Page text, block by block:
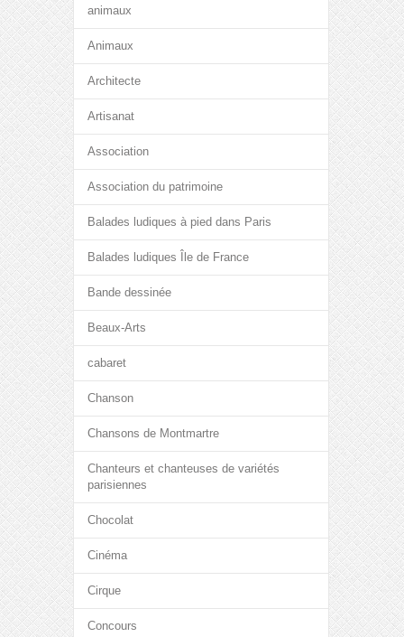
animaux
Animaux
Architecte
Artisanat
Association
Association du patrimoine
Balades ludiques à pied dans Paris
Balades ludiques Île de France
Bande dessinée
Beaux-Arts
cabaret
Chanson
Chansons de Montmartre
Chanteurs et chanteuses de variétés
parisiennes
Chocolat
Cinéma
Cirque
Concours